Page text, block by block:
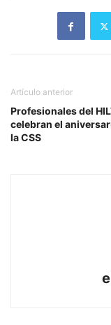
Artículo anterior
Profesionales del
celebran el
la CSS